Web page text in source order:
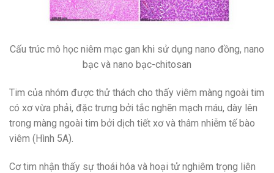
Cấu trúc mô học niêm mạc gan khi sử dụng nano đồng, nano
bạc và nano bạc-chitosan
Tim của nhóm được thử thách cho thấy viêm màng ngoài tim
có xơ vừa phải, đặc trưng bởi tắc nghẽn mạch máu, dày lên
trong màng ngoài tim bởi dịch tiết xơ và thâm nhiễm tế bào
viêm (Hình 5A).
Cơ tim nhận thấy sự thoái hóa và hoại tử nghiêm trọng liên